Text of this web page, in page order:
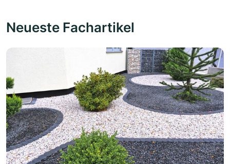
Neueste Fachartikel